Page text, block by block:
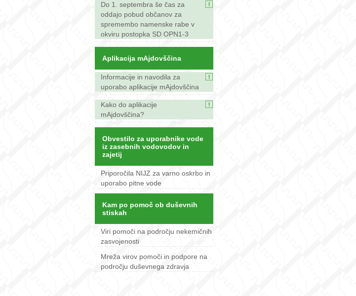
Do 1. septembra še čas za
oddajo pobud občanov za
spremembo namenske rabe v
okviru postopka SD OPN1-3
Aplikacija mAjdovščina
Informacije in navodila za
uporabo aplikacije mAjdovščina
Kako do aplikacije
mAjdovščina?
Obvestilo za uporabnike vode
iz zasebnih vodovodov in
zajetij
Priporočila NIJZ za varno oskrbo in
uporabo pitne vode
Kam po pomoč ob duševnih
stiskah
Viri pomoči na področju nekemičnih
zasvojenosti
Mreža virov pomoči in podpore na
področju duševnega zdravja